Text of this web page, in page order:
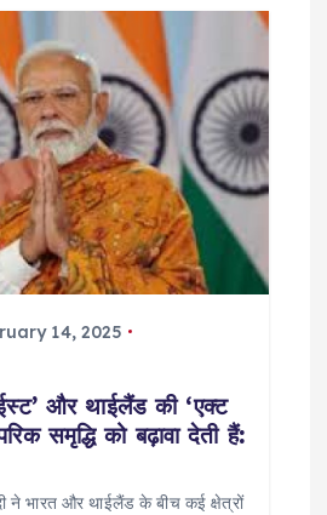
14, 2025
और थाईलैंड की ‘एक्ट
समृद्धि को बढ़ावा देती हैं:
ने भारत और थाईलैंड के बीच कई क्षेत्रों